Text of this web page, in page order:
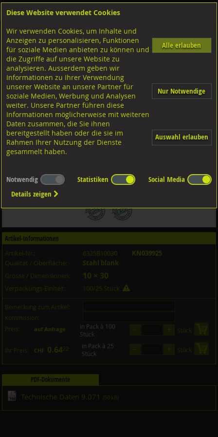
Shop Sicherungselemente Zylinderstifte
Diversen Ausführungen Zylinderstifte
Toleranz h6
Stahl blank
Zylinderstifte geschliffen Toleranz h6, DIN6325
ISO8734A-h6 Stahl blank 10x30
Artikel-Informationen
Artikel-Nr.:
6325B10030
KN039925
Qualität / Oberfläche:
Stahl blank
Grösse / Dimensionen:
10 × 30
Verpackungs-Einheit: 100/25 Stück
Bemerkung zum Artikel:
Kommission:
Preis:
auf Anfrage
in Pack à 100
Stück
Stück
Ihr Preis: CHF 0.6422
in Pack à 25
Stück
Stück
PDF-Dokumente
Technische Daten 9.071 (50 kB)
Diese Website verwendet Cookies
Wir verwenden Cookies, um Inhalte und
Anzeigen zu personalisieren, Funktionen
für soziale Medien anbieten zu können und
die Zugriffe auf unsere Website zu
analysieren. Ausserdem geben wir
Informationen zu Ihrer Verwendung
unserer Website an unsere Partner für
soziale Medien, Werbung und Analysen
weiter. Unsere Partner führen diese
Informationen möglicherweise mit weiteren
Daten zusammen, die Sie ihnen
bereitgestellt haben oder die sie im
Rahmen Ihrer Nutzung der Dienste
gesammelt haben.
Alle erlauben
Nur Notwendige
Auswahl erlauben
Notwendig Statistiken
Social Media
Details zeigen